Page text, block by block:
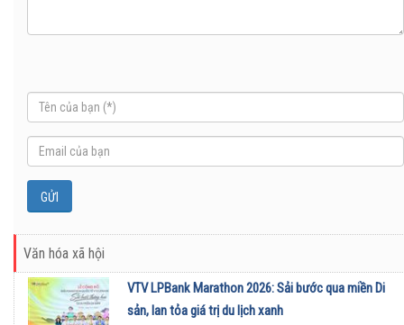
Văn hóa xã hội
VTV LPBank Marathon 2026: Sải bước qua miền Di
sản, lan tỏa giá trị du lịch xanh